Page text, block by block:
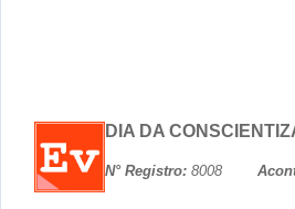
DIA DA
N° Registro: 8008